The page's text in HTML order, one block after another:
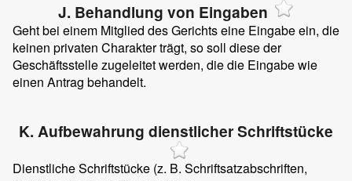
J. Behandlung von Eingaben
Geht bei einem Mitglied des Gerichts eine Eingabe ein, die
keinen privaten Charakter trägt, so soll diese der
Geschäftsstelle zugeleitet werden, die die Eingabe wie
einen Antrag behandelt.
K. Aufbewahrung dienstlicher Schriftstücke
Dienstliche Schriftstücke (z. B. Schriftsatzabschriften,